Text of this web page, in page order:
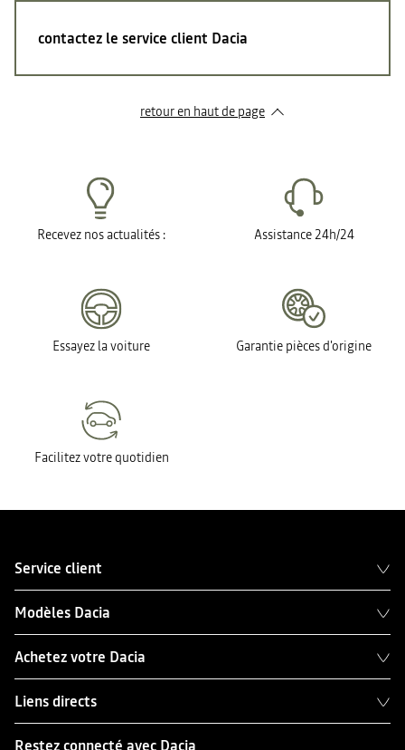
contactez le service client Dacia
retour en haut de page​
Recevez nos actualités : Assistance 24h/24
Essayez la voiture Garantie pièces d'origine
Facilitez votre quotidien
Service client
Modèles Dacia
Achetez votre Dacia
Liens directs
Restez connecté avec Dacia